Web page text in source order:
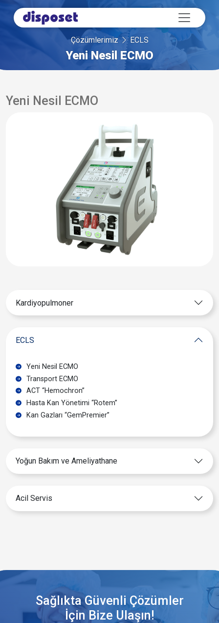
Çözümlerimiz ECLS
Yeni Nesil ECMO
Yeni Nesil ECMO
Kardiyopulmoner
ECLS
Yeni Nesil ECMO
Transport ECMO
ACT “Hemochron”
Hasta Kan Yönetimi “Rotem”
Kan Gazları “GemPremier”
Yoğun Bakım ve Ameliyathane
Acil Servis
Sağlıkta Güvenli Çözümler
İçin Bize Ulaşın!